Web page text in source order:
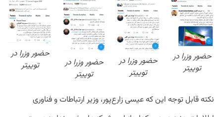
حضور وزرا در
توییتر
حضور وزرا در
توییتر
حضور وزرا در
توییتر
حضور وزرا در
توییتر
نکته قابل توجه این که عیسی زارع‌پور، وزیر ارتباطات و فناوری